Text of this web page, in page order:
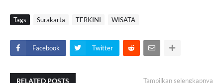
Tags Surakarta TERKINI WISATA
Facebook Twitter
RELATED POSTS Tampilkan selengkapnya